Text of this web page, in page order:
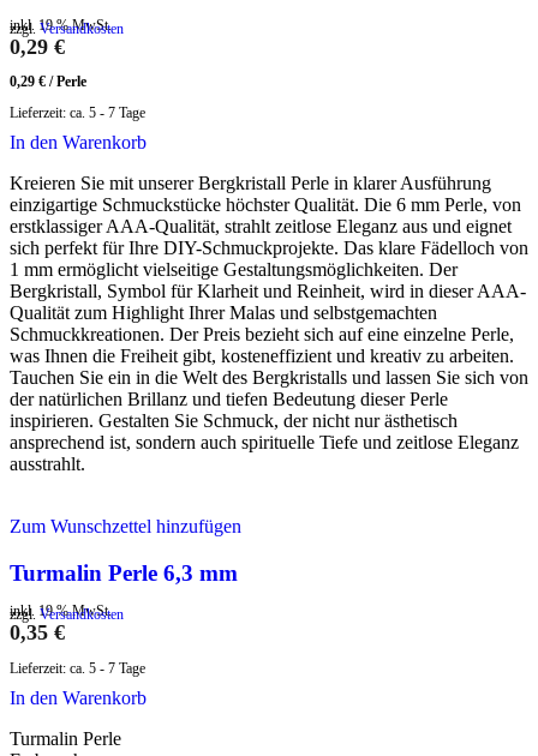
inkl. 19 % MwSt.
zzgl. Versandkosten
0,29 €
0,29 € /Perle
Lieferzeit: ca. 5 - 7 Tage
In den Warenkorb
Kreieren Sie mit unserer Bergkristall Perle in klarer Ausführung
einzigartige Schmuckstücke höchster Qualität. Die 6 mm Perle, von
erstklassiger AAA-Qualität, strahlt zeitlose Eleganz aus und eignet
sich perfekt für Ihre DIY-Schmuckprojekte. Das klare Fädelloch von
1 mm ermöglicht vielseitige Gestaltungsmöglichkeiten. Der
Bergkristall, Symbol für Klarheit und Reinheit, wird in dieser AAA-
Qualität zum Highlight Ihrer Malas und selbstgemachten
Schmuckkreationen. Der Preis bezieht sich auf eine einzelne Perle,
was Ihnen die Freiheit gibt, kosteneffizient und kreativ zu arbeiten.
Tauchen Sie ein in die Welt des Bergkristalls und lassen Sie sich von
der natürlichen Brillanz und tiefen Bedeutung dieser Perle
inspirieren. Gestalten Sie Schmuck, der nicht nur ästhetisch
ansprechend ist, sondern auch spirituelle Tiefe und zeitlose Eleganz
ausstrahlt.
Zum Wunschzettel hinzufügen
Turmalin Perle 6,3 mm
inkl. 19 % MwSt.
zzgl. Versandkosten
0,35 €
Lieferzeit: ca. 5 - 7 Tage
In den Warenkorb
Turmalin Perle